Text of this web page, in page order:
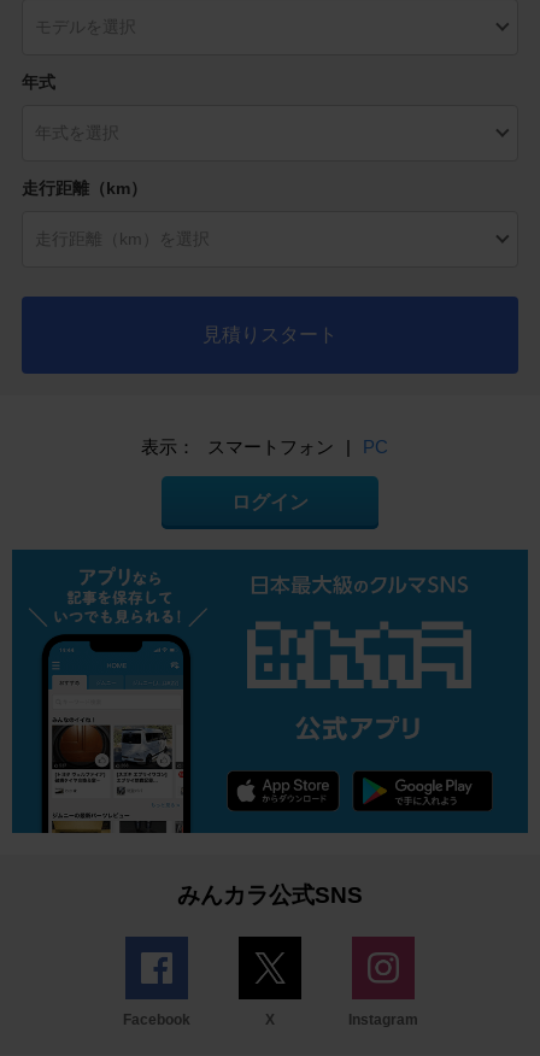
年式
走行距離（km）
見積りスタート
表示： スマートフォン | PC
ログイン
みんカラ公式SNS
Facebook X Instagram